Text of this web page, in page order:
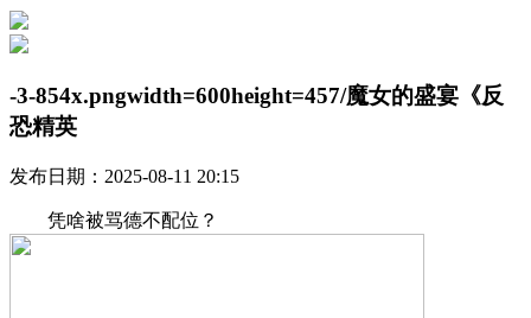
-3-854x.pngwidth=600height=457/魔女的盛宴《反
恐精英
发布日期：2025-08-11 20:15
凭啥被骂德不配位？